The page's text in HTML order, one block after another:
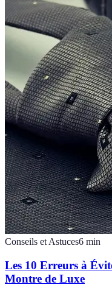
Conseils et Astuces6 min
Les 10 Erreurs à
Montre de Luxe